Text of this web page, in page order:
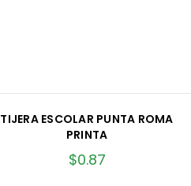
TIJERA ESCOLAR PUNTA ROMA
PRINTA
$0.87